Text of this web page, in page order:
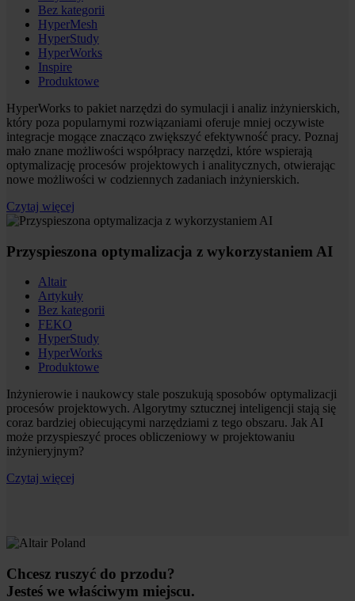
Bez kategorii
HyperMesh
HyperStudy
HyperWorks
Inspire
Produktowe
HyperWorks to pakiet narzędzi do symulacji i analiz inżynierskich,
który poza popularnymi rozwiązaniami oferuje mniej oczywiste
integracje mogące znacząco zwiększyć efektywność pracy. Poznaj
mało znane możliwości współpracy narzędzi, które wspierają
optymalizację procesów projektowych i analitycznych, otwierając
nowe możliwości w codziennych zadaniach inżynierskich.
Czytaj więcej
Przyspieszona optymalizacja z wykorzystaniem AI
Altair
Artykuły
Bez kategorii
FEKO
HyperStudy
HyperWorks
Produktowe
Inżynierowie i naukowcy stale poszukują sposobów optymalizacji
procesów projektowych. Algorytmy sztucznej inteligencji stają się
coraz bardziej obiecującymi narzędziami z tego obszaru. Jak AI
może przyspieszyć proces obliczeniowy w projektowaniu
inżynieryjnym?
Czytaj więcej
Chcesz ruszyć do przodu?
Jesteś we właściwym miejscu.